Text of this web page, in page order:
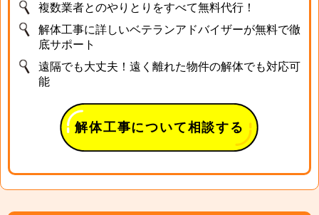
複数業者とのやりとりをすべて無料代行！
解体工事に詳しいベテランアドバイザーが無料で徹
底サポート
遠隔でも大丈夫！遠く離れた物件の解体でも対応可
能
解体工事について相談する